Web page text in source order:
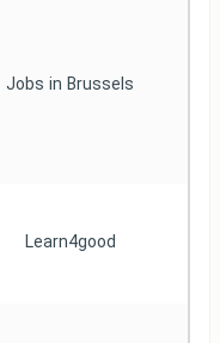
Jobs in Brussels
Learn4good